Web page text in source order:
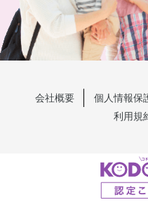
会社概要 個人情報保
利用規